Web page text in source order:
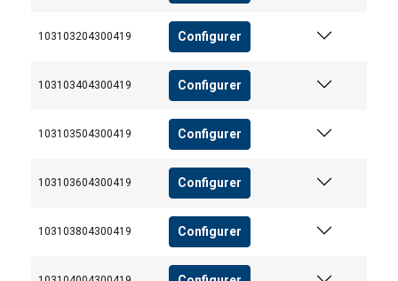
103103204300419 Configurer
103103404300419 Configurer
103103504300419 Configurer
103103604300419 Configurer
103103804300419 Configurer